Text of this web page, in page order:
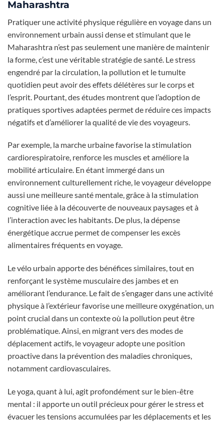
Maharashtra
Pratiquer une activité physique régulière en voyage dans un
environnement urbain aussi dense et stimulant que le
Maharashtra n’est pas seulement une manière de maintenir
la forme, c’est une véritable stratégie de santé. Le stress
engendré par la circulation, la pollution et le tumulte
quotidien peut avoir des effets délétères sur le corps et
l’esprit. Pourtant, des études montrent que l’adoption de
pratiques sportives adaptées permet de réduire ces impacts
négatifs et d’améliorer la qualité de vie des voyageurs.
Par exemple, la marche urbaine favorise la stimulation
cardiorespiratoire, renforce les muscles et améliore la
mobilité articulaire. En étant immergé dans un
environnement culturellement riche, le voyageur développe
aussi une meilleure santé mentale, grâce à la stimulation
cognitive liée à la découverte de nouveaux paysages et à
l’interaction avec les habitants. De plus, la dépense
énergétique accrue permet de compenser les excès
alimentaires fréquents en voyage.
Le vélo urbain apporte des bénéfices similaires, tout en
renforçant le système musculaire des jambes et en
améliorant l’endurance. Le fait de s’engager dans une activité
physique à l’extérieur favorise une meilleure oxygénation, un
point crucial dans un contexte où la pollution peut être
problématique. Ainsi, en migrant vers des modes de
déplacement actifs, le voyageur adopte une position
proactive dans la prévention des maladies chroniques,
notamment cardiovasculaires.
Le yoga, quant à lui, agit profondément sur le bien-être
mental : il apporte un outil précieux pour gérer le stress et
évacuer les tensions accumulées par les déplacements et les